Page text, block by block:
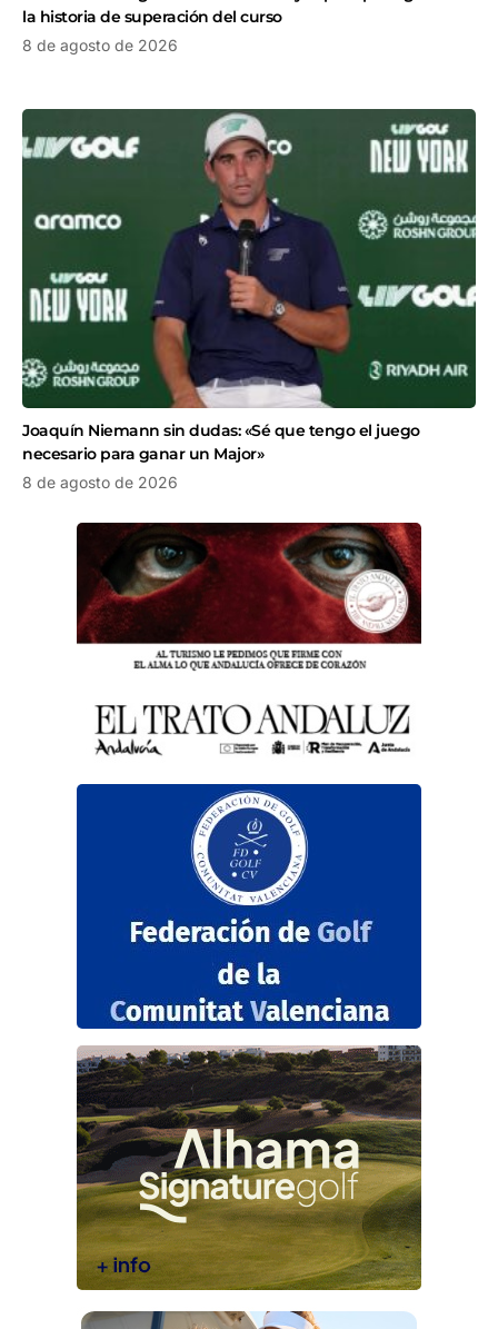
la historia de superación del curso
8 de agosto de 2026
Joaquín Niemann sin dudas: «Sé que tengo el juego
necesario para ganar un Major»
8 de agosto de 2026